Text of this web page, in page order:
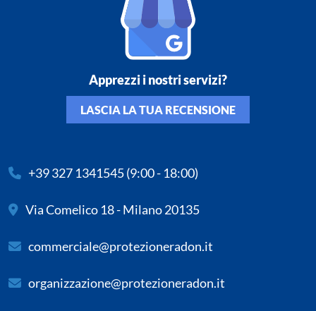
Apprezzi i nostri servizi?
LASCIA LA TUA RECENSIONE
+39 327 1341545(9:00 - 18:00)
Via Comelico 18 - Milano 20135
commerciale@protezioneradon.it
organizzazione@protezioneradon.it